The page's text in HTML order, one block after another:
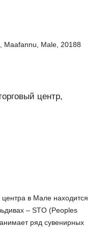
Male, 20188
центр,
центра в Мале находится
– STO (Peoples
ряд сувенирных